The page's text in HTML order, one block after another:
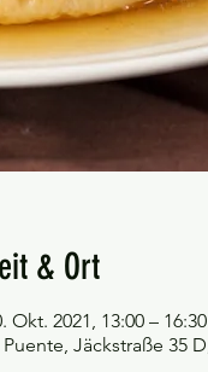
& Ort
Okt. 2021, 13:00 – 16:30
Puente, Jäckstraße 35